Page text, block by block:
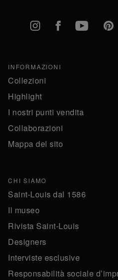
Instagram
FacebookYouTube
INFORMAZIONI
Collezioni
Highlight
I nostri punti vendita
Collaborazioni
Mappa del sito
CHI SIAMO
Saint-Louis dal 1586
Il museo
Rivista Saint-Louis
Designers
Interviste esclusive
Responsabilità sociale